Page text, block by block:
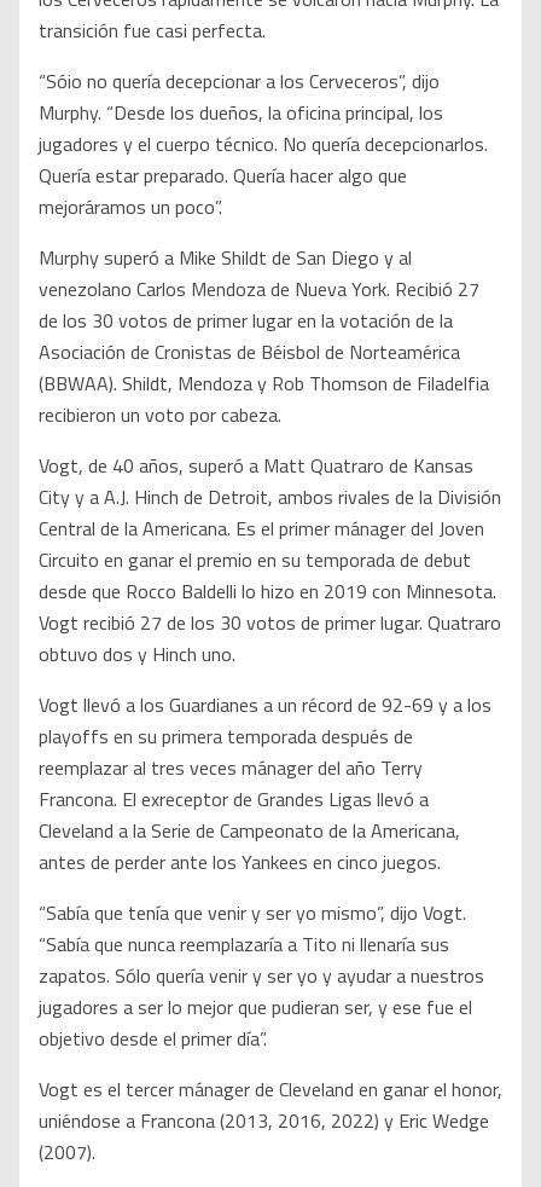
transición fue casi perfecta.
“Sóio no quería decepcionar a los Cerveceros”, dijo
Murphy. “Desde los dueños, la oficina principal, los
jugadores y el cuerpo técnico. No quería decepcionarlos.
Quería estar preparado. Quería hacer algo que
mejoráramos un poco”.
Murphy superó a Mike Shildt de San Diego y al
venezolano Carlos Mendoza de Nueva York. Recibió 27
de los 30 votos de primer lugar en la votación de la
Asociación de Cronistas de Béisbol de Norteamérica
(BBWAA). Shildt, Mendoza y Rob Thomson de Filadelfia
recibieron un voto por cabeza.
Vogt, de 40 años, superó a Matt Quatraro de Kansas
City y a A.J. Hinch de Detroit, ambos rivales de la División
Central de la Americana. Es el primer mánager del Joven
Circuito en ganar el premio en su temporada de debut
desde que Rocco Baldelli lo hizo en 2019 con Minnesota.
Vogt recibió 27 de los 30 votos de primer lugar. Quatraro
obtuvo dos y Hinch uno.
Vogt llevó a los Guardianes a un récord de 92-69 y a los
playoffs en su primera temporada después de
reemplazar al tres veces mánager del año Terry
Francona. El exreceptor de Grandes Ligas llevó a
Cleveland a la Serie de Campeonato de la Americana,
antes de perder ante los Yankees en cinco juegos.
“Sabía que tenía que venir y ser yo mismo”, dijo Vogt.
“Sabía que nunca reemplazaría a Tito ni llenaría sus
zapatos. Sólo quería venir y ser yo y ayudar a nuestros
jugadores a ser lo mejor que pudieran ser, y ese fue el
objetivo desde el primer día”.
Vogt es el tercer mánager de Cleveland en ganar el honor,
uniéndose a Francona (2013, 2016, 2022) y Eric Wedge
(2007).